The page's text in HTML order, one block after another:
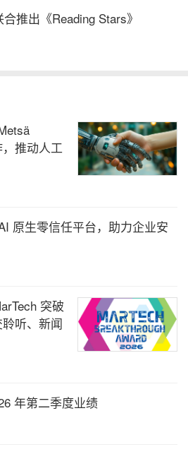
其作为替代指标以评估根据美
示的财务信息。
明。这些声明是根据1995年美
法案》的"安全港"条款界定
以通过以下用语加以识别，
他类似用语。所有非历史事
的观念和期望的陈述，均属
公告中对管理层表述的描述
向股东发布的年度报告、新闻
董事或雇员向第三方做出的口
或书面的前瞻性声明。前瞻
性声明中包含的内容存在重
下因素：洪恩的发展战略；
推出《Reading Stars》
推动人工
原生零信任平台，助力企业安
突破
听、新闻
年第二季度业绩